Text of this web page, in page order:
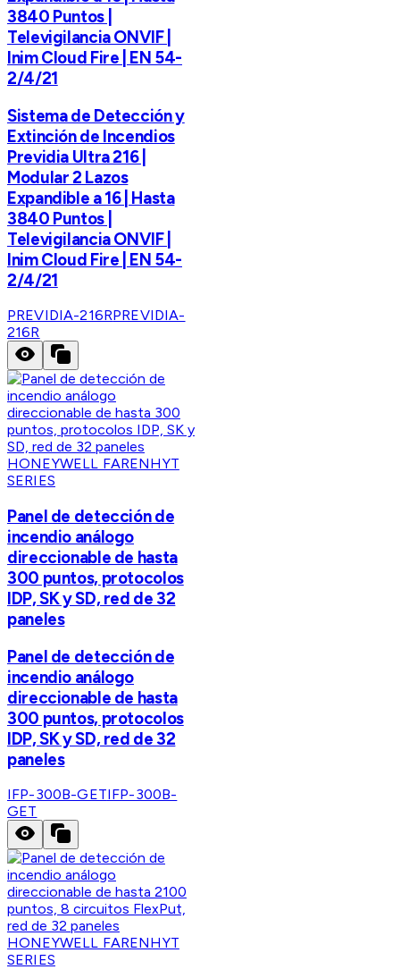
3840 Puntos |
Televigilancia ONVIF |
Inim Cloud Fire | EN 54-
2/4/21
Sistema de Detección y
Extinción de Incendios
Previdia Ultra 216 |
Modular 2 Lazos
Expandible a 16 | Hasta
3840 Puntos |
Televigilancia ONVIF |
Inim Cloud Fire | EN 54-
2/4/21
PREVIDIA-216RPREVIDIA-
216R
HONEYWELL FARENHYT
SERIES
Panel de detección de
incendio análogo
direccionable de hasta
300 puntos, protocolos
IDP, SK y SD, red de 32
paneles
Panel de detección de
incendio análogo
direccionable de hasta
300 puntos, protocolos
IDP, SK y SD, red de 32
paneles
IFP-300B-GETIFP-300B-
GET
HONEYWELL FARENHYT
SERIES